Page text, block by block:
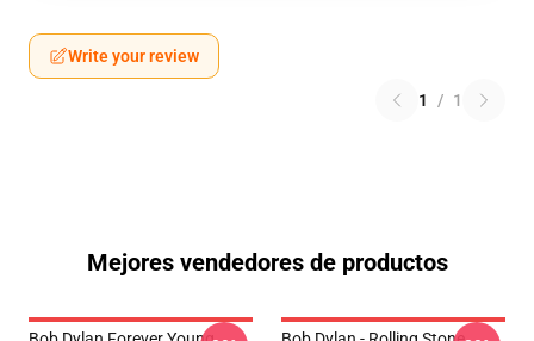
Write your review
1 / 1
Mejores vendedores de productos